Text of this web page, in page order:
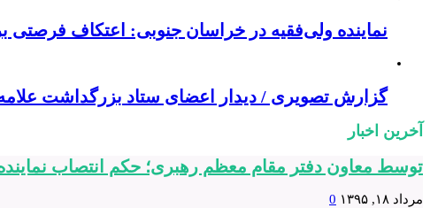
نماینده ولی‌فقیه در خراسان جنوبی: اعتکاف
گزارش تصویری / دیدار اعضای ستاد بزرگداشت
آخرین اخبار
توسط معاون دفتر مقام معظم رهبری؛ حکم انتصاب
مرداد ۱۸, ۱۳۹۵ 0